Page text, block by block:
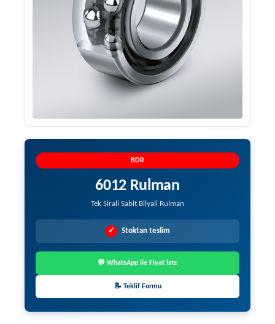
BDR
6012 Rulman
Tek Sirali Sabit Bilyali Rulman
✓ Stoktan teslim
💬 WhatsApp ile Fiyat İste
📝 Teklif Formu